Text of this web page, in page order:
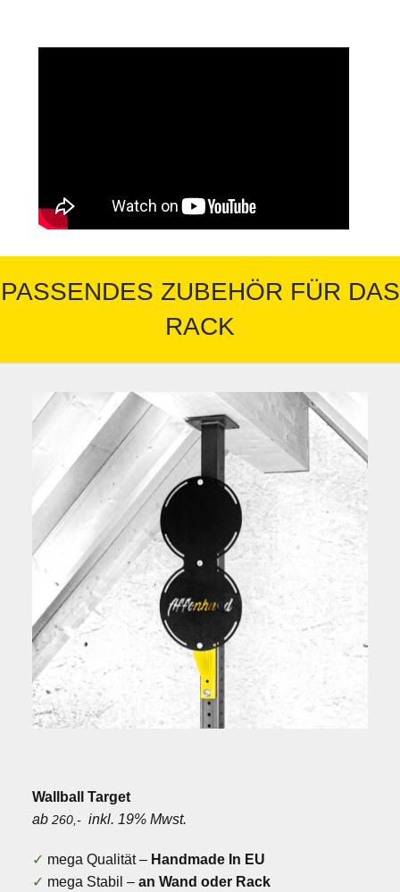
PASSENDES ZUBEHÖR FÜR DAS
RACK
Wallball Target
ab 260,- inkl. 19% Mwst.
✓ mega Qualität – Handmade In EU
✓ mega Stabil – an Wand oder Rack